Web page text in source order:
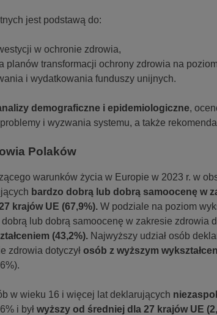
jest podstawą do:
w ochronie zdrowia,
planów transformacji ochrony zdrowia na
i wydatkowania funduszy unijnych.
demograficzne i epidemiologiczne,
i wyzwania systemu, a także
Polaków
warunków życia w Europie w 2023 r. w
bardzo dobrą lub dobrą samoocenę w
krajów UE (67,9%). W podziale na poziom
lub dobrą samoocenę w zakresie zdrowia
(43,2%). Najwyższy udział osób
zdrowia dotyczył osób z wyższym
w wieku 16 i więcej lat deklarujących
i był wyższy od średniej dla 27 krajów UE